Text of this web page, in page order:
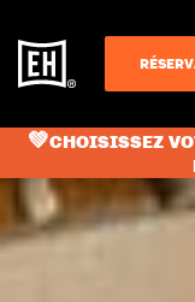
💚CHOISISSEZ